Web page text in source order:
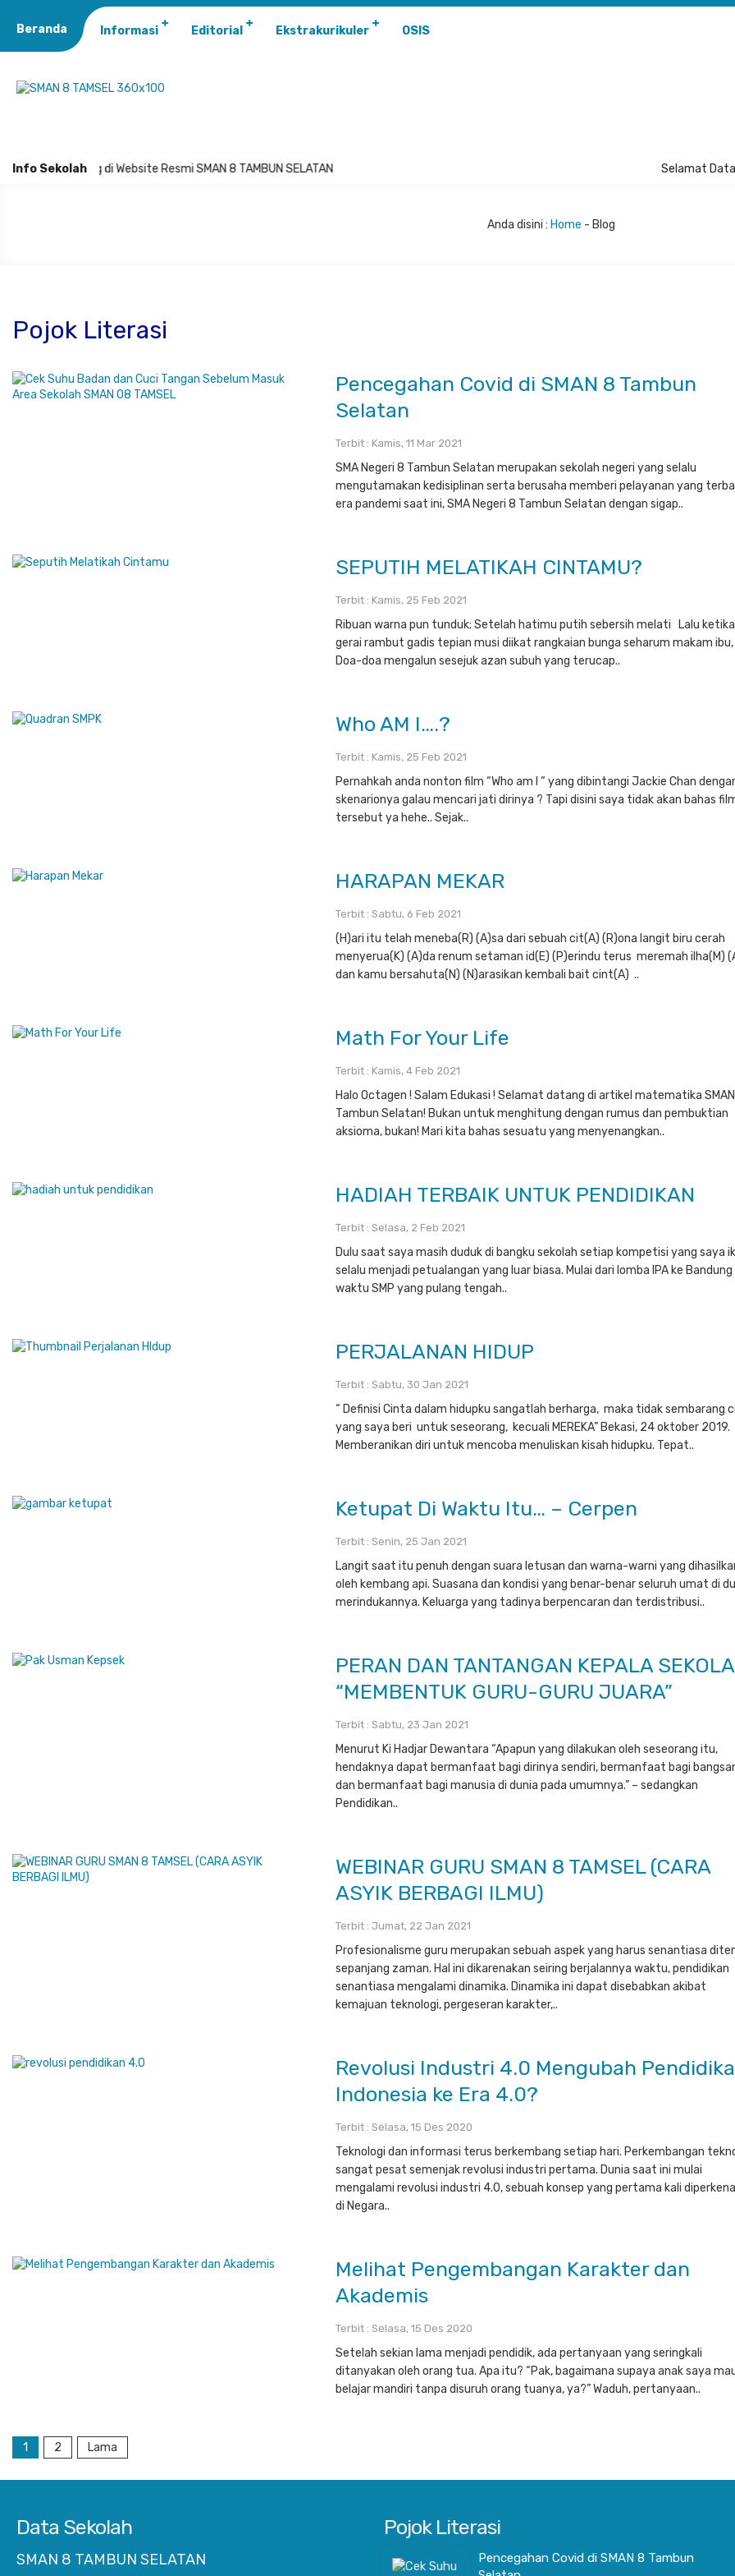
Beranda Informasi Editorial Ekstrakurikuler OSIS
Info Sekolah Selamat
Selamat Datang di Website Resmi SMAN 8 TAMBUN SELATAN
Anda disini : Home - Blog
Pojok Literasi
Pencegahan Covid di SMAN 8 Tambun
Selatan
Terbit : Kamis, 11 Mar 2021
SMA Negeri 8 Tambun Selatan merupakan sekolah negeri yang selalu
mengutamakan kedisiplinan serta berusaha memberi pelayanan yang
era pandemi saat ini, SMA Negeri 8 Tambun Selatan dengan sigap..
SEPUTIH MELATIKAH CINTAMU?
Terbit : Kamis, 25 Feb 2021
Ribuan warna pun tunduk; Setelah hatimu putih sebersih melati Lalu ketika
gerai rambut gadis tepian musi diikat rangkaian bunga seharum makam ibu,
Doa-doa mengalun sesejuk azan subuh yang terucap..
Who AM I….?
Terbit : Kamis, 25 Feb 2021
Pernahkah anda nonton film “Who am I “ yang dibintangi Jackie Chan
skenarionya galau mencari jati dirinya ? Tapi disini saya tidak akan bahas
tersebut ya hehe.. Sejak..
HARAPAN MEKAR
Terbit : Sabtu, 6 Feb 2021
(H)ari itu telah meneba(R) (A)sa dari sebuah cit(A) (R)ona langit biru cerah
menyerua(K) (A)da renum setaman id(E) (P)erindu terus meremah ilha(M)
dan kamu bersahuta(N) (N)arasikan kembali bait cint(A) ..
Math For Your Life
Terbit : Kamis, 4 Feb 2021
Halo Octagen ! Salam Edukasi ! Selamat datang di artikel matematika
Tambun Selatan! Bukan untuk menghitung dengan rumus dan pembuktian
aksioma, bukan! Mari kita bahas sesuatu yang menyenangkan..
HADIAH TERBAIK UNTUK PENDIDIKAN
Terbit : Selasa, 2 Feb 2021
Dulu saat saya masih duduk di bangku sekolah setiap kompetisi yang saya
selalu menjadi petualangan yang luar biasa. Mulai dari lomba IPA ke Bandung
waktu SMP yang pulang tengah..
PERJALANAN HIDUP
Terbit : Sabtu, 30 Jan 2021
“ Definisi Cinta dalam hidupku sangatlah berharga, maka tidak sembarang
yang saya beri untuk seseorang, kecuali MEREKA” Bekasi, 24 oktober 2019.
Memberanikan diri untuk mencoba menuliskan kisah hidupku. Tepat..
Ketupat Di Waktu Itu… – Cerpen
Terbit : Senin, 25 Jan 2021
Langit saat itu penuh dengan suara letusan dan warna-warni yang
oleh kembang api. Suasana dan kondisi yang benar-benar seluruh umat di
merindukannya. Keluarga yang tadinya berpencaran dan terdistribusi..
PERAN DAN TANTANGAN KEPALA
“MEMBENTUK GURU-GURU JUARA”
Terbit : Sabtu, 23 Jan 2021
Menurut Ki Hadjar Dewantara “Apapun yang dilakukan oleh seseorang itu,
hendaknya dapat bermanfaat bagi dirinya sendiri, bermanfaat bagi
dan bermanfaat bagi manusia di dunia pada umumnya.” – sedangkan
Pendidikan..
WEBINAR GURU SMAN 8 TAMSEL (CARA
ASYIK BERBAGI ILMU)
Terbit : Jumat, 22 Jan 2021
Profesionalisme guru merupakan sebuah aspek yang harus senantiasa
sepanjang zaman. Hal ini dikarenakan seiring berjalannya waktu, pendidikan
senantiasa mengalami dinamika. Dinamika ini dapat disebabkan akibat
kemajuan teknologi, pergeseran karakter,..
Revolusi Industri 4.0 Mengubah
Indonesia ke Era 4.0?
Terbit : Selasa, 15 Des 2020
Teknologi dan informasi terus berkembang setiap hari. Perkembangan
sangat pesat semenjak revolusi industri pertama. Dunia saat ini mulai
mengalami revolusi industri 4.0, sebuah konsep yang pertama kali
di Negara..
Melihat Pengembangan Karakter dan
Akademis
Terbit : Selasa, 15 Des 2020
Setelah sekian lama menjadi pendidik, ada pertanyaan yang seringkali
ditanyakan oleh orang tua. Apa itu? “Pak, bagaimana supaya anak saya
belajar mandiri tanpa disuruh orang tuanya, ya?” Waduh, pertanyaan..
1 2 Lama
Data Sekolah
SMAN 8 TAMBUN SELATAN
Pojok Literasi
Pencegahan Covid di SMAN 8 Tambun